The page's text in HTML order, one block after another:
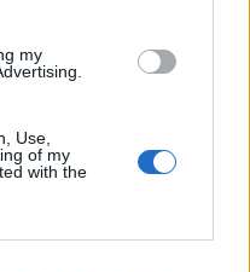
my
Use,
of my
with the